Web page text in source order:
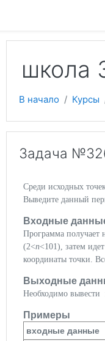
школа
В начало Курсы
Задача
Среди исходных
Выведите данный
Входные
Программа получает
(2<n<101), затем
координаты точки.
Выходные
Необходимо вывести
Примеры
входные данные